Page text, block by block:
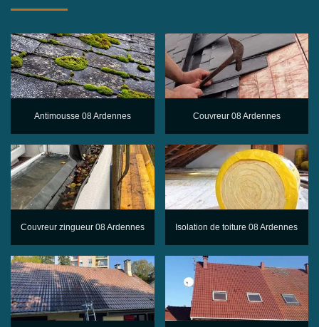
Antimousse 08 Ardennes Couvreur 08 Ardennes
Couvreur zingueur 08 Ardennes Isolation de toiture 08 Ardennes